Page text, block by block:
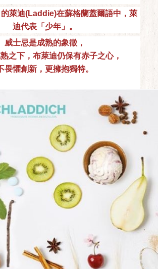
的萊迪(Laddie)在蘇格蘭蓋爾語中，萊
迪代表「少年」。
威士忌是成熟的象徵，
之下，布萊迪仍保有赤子之心，
畏懼創新，更擁抱獨特。